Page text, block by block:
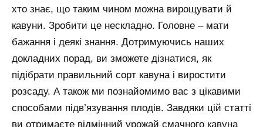
хто знає, що таким чином можна вирощувати й
кавуни. Зробити це нескладно. Головне – мати
бажання і деякі знання. Дотримуючись наших
докладних порад, ви зможете дізнатися, як
підібрати правильний сорт кавуна і виростити
розсаду. А також ми познайомимо вас з цікавими
способами підв’язування плодів. Завдяки цій статті
ви отримаєте відмінний урожай смачного кавуна